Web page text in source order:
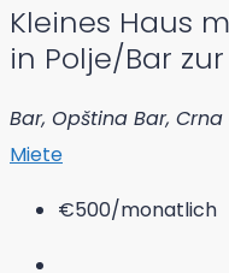
Kleines Haus
in Polje/Bar
Bar, Opština Bar, Crna
Miete
€500/monatlich